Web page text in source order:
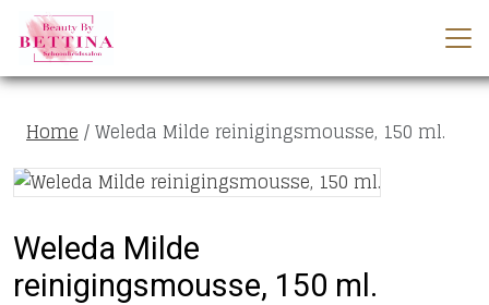
Home Weleda Milde reinigingsmousse, 150 ml.
Weleda Milde
reinigingsmousse, 150 ml.